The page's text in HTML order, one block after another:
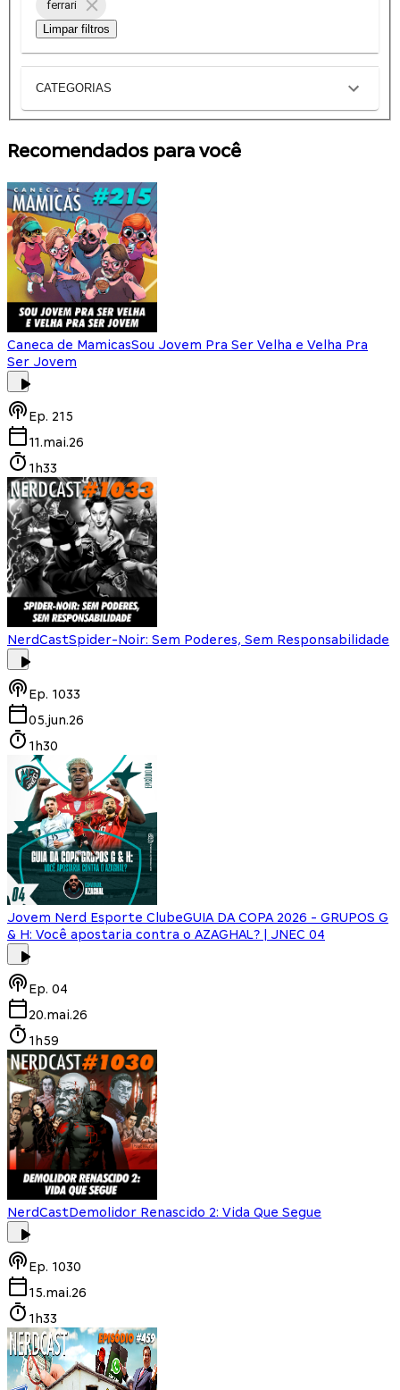
ferrari
Limpar filtros
CATEGORIAS
Recomendados para você
Caneca de MamicasSou Jovem Pra Ser Velha e Velha Pra
Ser Jovem
Ep. 215
11.mai.26
1h33
NerdCastSpider-Noir: Sem Poderes, Sem Responsabilidade
Ep. 1033
05.jun.26
1h30
Jovem Nerd Esporte ClubeGUIA DA COPA 2026 - GRUPOS G
& H: Você apostaria contra o AZAGHAL? | JNEC 04
Ep. 04
20.mai.26
1h59
NerdCastDemolidor Renascido 2: Vida Que Segue
Ep. 1030
15.mai.26
1h33